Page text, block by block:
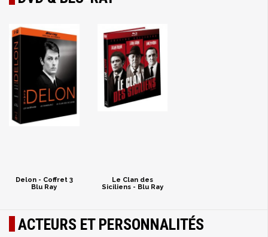
Delon - Coffret 3
Blu Ray
Le Clan des
Siciliens - Blu Ray
ACTEURS ET PERSONNALITÉS